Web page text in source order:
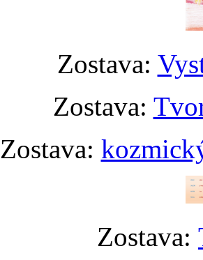
Zostava:
Zostava:
Zostava:
Zostava: